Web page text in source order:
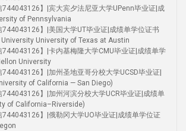
744043126】|宾大宾夕法尼亚大学UPenn毕业证|成
of Pennsylvania
744043126】|美国大学UT毕业证|成绩单学位证书
University of Texas at Austin
744043126】|卡内基梅隆大学CMU毕业证|成绩单学
University
】|加州圣地亚哥分校大学UCSD毕业证|
of California — San Diego)
744043126】|加州河滨分校大学UCR毕业证|成绩单
of California–Riverside)
744043126】|俄勒冈大学UO毕业证|成绩单学位证